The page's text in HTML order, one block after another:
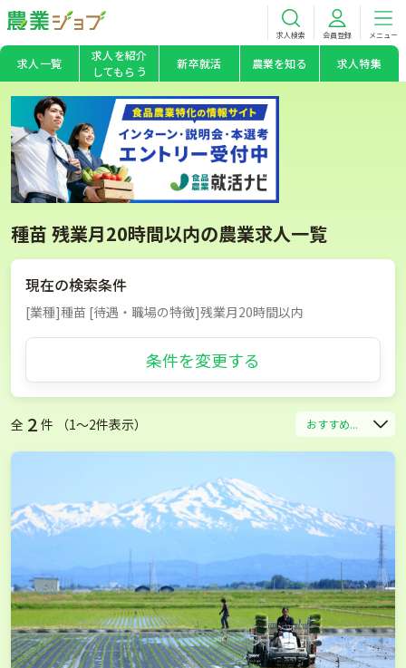
求人検索 会員登録 メニュー
求人一覧
求人を紹介
してもらう
新卒就活 農業を知る 求人特集
種苗 残業月20時間以内の農業求人一覧
現在の検索条件
[業種]種苗 [待遇・職場の特徴]残業月20時間以内
条件を変更する
全 2 件 （1〜2件表示） おすすめ...